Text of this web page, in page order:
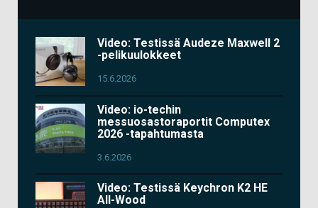
Video: Testissä Audeze Maxwell 2
-pelikuulokkeet
15.6.2026
Video: io-techin
messuosastoraportit Computex
2026 -tapahtumasta
3.6.2026
Video: Testissä Keychron K2 HE
All-Wood